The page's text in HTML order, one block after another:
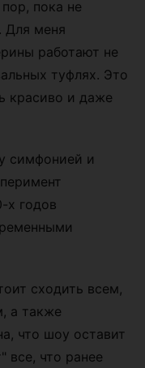
пока не
Для меня
работают не
туфлях. Это
красиво и даже
симфонией и
х годов
сходить всем,
а также
что шоу оставит
все, что ранее